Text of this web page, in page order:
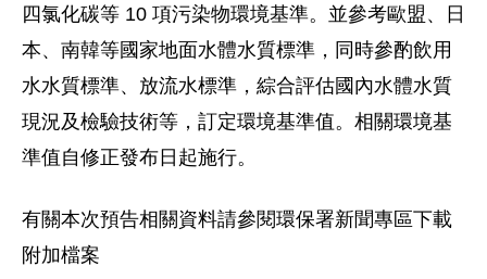
四氯化碳等 10 項污染物環境基準。並參考歐盟、日
本、南韓等國家地面水體水質標準，同時參酌飲用
水水質標準、放流水標準，綜合評估國內水體水質
現況及檢驗技術等，訂定環境基準值。相關環境基
準值自修正發布日起施行。
有關本次預告相關資料請參閱環保署新聞專區下載
附加檔案